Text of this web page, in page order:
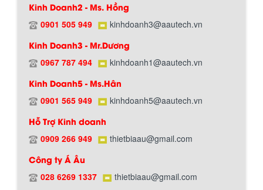
Kinh Doanh2 - Ms. Hồng
0901 505 949 kinhdoanh3@aautech.vn
Kinh Doanh3 - Mr.Dương
0967 787 494 kinhdoanh1@aautech.vn
Kinh Doanh5 - Ms.Hân
0901 565 949 kinhdoanh5@aautech.vn
Hỗ Trợ Kinh doanh
0909 266 949 thietbiaau@gmail.com
Công ty Á Âu
028 6269 1337 thietbiaau@gmail.com
Bồn chứa giải nhiệt sơn, mực in có cấu
tạo gồm 2 lớp inox và được dùng để
làm giảm nhiệt độ của nguyên...
xoay đảo thuận nghịch. Vật liệu...
MÁY TRỘN BỘT KHÔ 200KG